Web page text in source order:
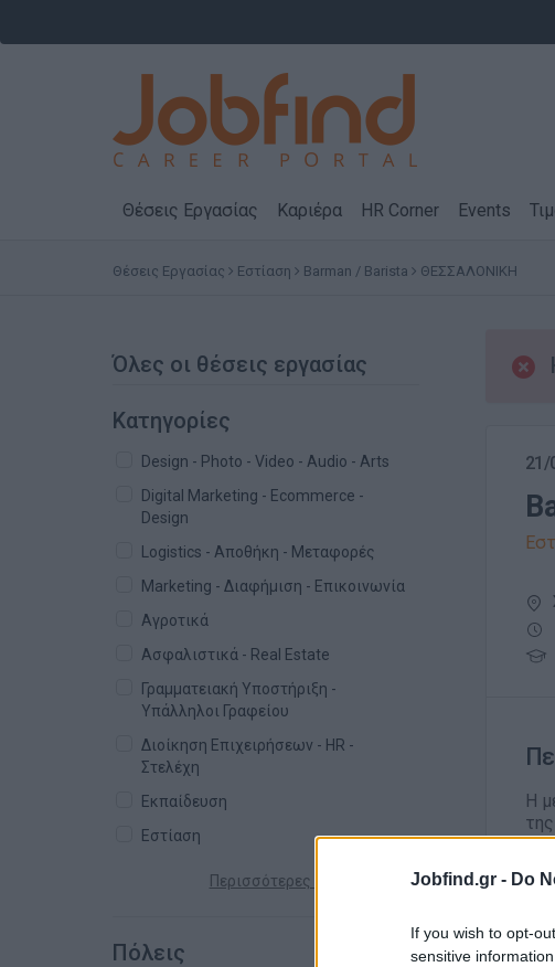
Jobfind.gr - Do
If you wish to opt-
sensitive
Θέσεις Εργασίας Καριέρα HR Corner Events
Θέσεις Εργασίας Εστίαση Barman / Barista ΘΕΣΣΑΛΟΝΙΚΗ
Όλες οι θέσεις εργασίας
Κατηγορίες
Design - Photo - Video - Audio - Arts
Digital Marketing - Ecommerce -
Design
Logistics - Αποθήκη - Μεταφορές
Marketing - Διαφήμιση - Επικοινωνία
Αγροτικά
Ασφαλιστικά - Real Estate
Γραμματειακή Υποστήριξη -
Υπάλληλοι Γραφείου
Διοίκηση Επιχειρήσεων - HR -
Στελέχη
Εκπαίδευση
Εστίαση
Περισσότερες κατηγορίες +
Πόλεις
21/
Η
της